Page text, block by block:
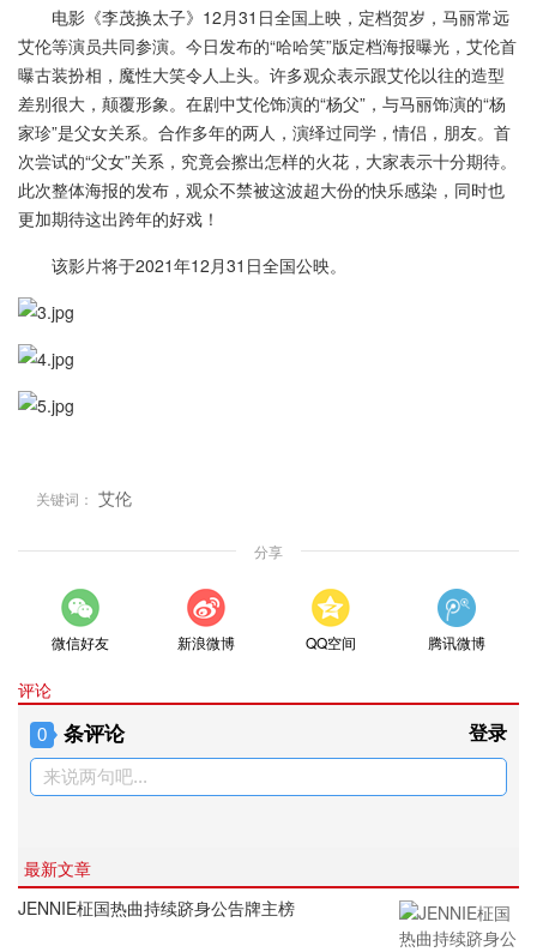
电影《李茂换太子》12月31日全国上映，定档贺岁，马丽常远
艾伦等演员共同参演。今日发布的“哈哈笑”版定档海报曝光，艾伦首
曝古装扮相，魔性大笑令人上头。许多观众表示跟艾伦以往的造型
差别很大，颠覆形象。在剧中艾伦饰演的“杨父”，与马丽饰演的“杨
家珍”是父女关系。合作多年的两人，演绎过同学，情侣，朋友。首
次尝试的“父女”关系，究竟会擦出怎样的火花，大家表示十分期待。
此次整体海报的发布，观众不禁被这波超大份的快乐感染，同时也
更加期待这出跨年的好戏！
该影片将于2021年12月31日全国公映。
关键词： 艾伦
分享
微信好友 新浪微博 QQ空间 腾讯微博
评论
0 条评论 登录
来说两句吧...
最新文章
JENNIE柾国热曲持续跻身公告牌主榜